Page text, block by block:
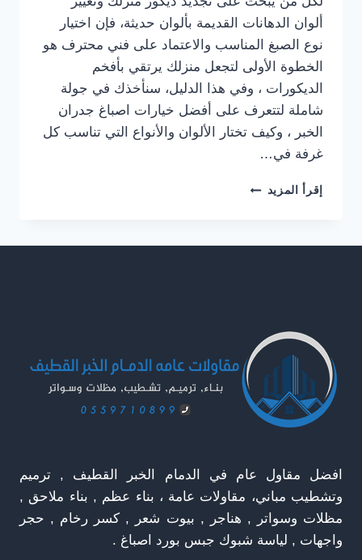
ألوان الدهانات القديمة بألوان حديثة، فإن اختيار
نوع الصبغ المناسب والاعتماد على فني محترف هو
الخطوة الأولى لتجعل منزلك يرتقي بأفخم
الديكورات ، وفي هذا الدليل، سنأخذك في جولة
شاملة لتتعرف على أفضل خيارات اصباغ جدران
الخبر ، وكيف تختار الألوان والأنواع التي تناسب كل
غرفة في…
إقرأ المزيد اصباغ
الداخل
بالدمام
افضل مقاول عام في الدمام الخبر القطيف , ترميم
وتشطيب مباني، مقاولات عامة ، بناء عظم , بناء ملاحق ,
مظلات وسواتر , هناجر , بيوت شعر , كسر رخام , حجر
واجهات , لياسة شبوك جبس بورد اصباغ .